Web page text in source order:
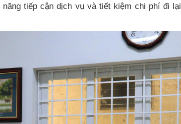
tiếp cận dịch vụ và tiết kiệm chi phí đi lại